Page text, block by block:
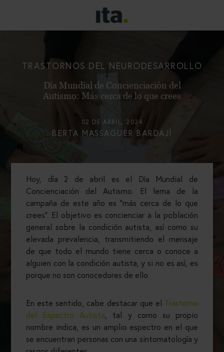
TRASTORNOS DEL NEURODESARROLLO
Día Mundial de Concienciación del
Autismo: Más cerca de lo que crees
02 DE ABRIL, 2024
BERTA MASSAGUER BARDAJÍ
Hoy, día 2 de abril es el Día Mundial de
Concienciación del Autismo. El lema de la
campaña de este año es “más cerca de lo que
crees”. El objetivo es concienciar a la población
general sobre la condición autista, así como su
elevada prevalencia, transmitiendo el mensaje
de que todo el mundo tiene cerca o conoce a
alguien con la condición autista, y si no es así, es
porque no son conocedores de ello.
En este sentido, cabe destacar que el Trastorno
del Espectro Autista , tal y como su propio
nombre indica, es un amplio espectro en el que
se encuentran personas con una sintomatología y